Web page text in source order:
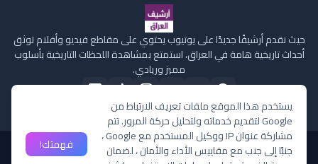
حيث نقدم أرشيفًا جديدًا على يوتيوب يحتوي على مقاطع فيديو وأفلام توثق
أحداث تاريخية هامة في العراق، استمتع بمشاهدة اللحظات التاريخية بأسلوب
مميز وريادي.
يستخدم هذا الموقع ملفات تعريف الارتباط من
Google لتقديم خدماته ولتحليل حركة المرور. تتم
مشاركة عنوان IP ووكيل المستخدم مع Google ،
جنبًا إلى جنب مع مقاييس الأداء والأمان ، لضمان
فهمتك!